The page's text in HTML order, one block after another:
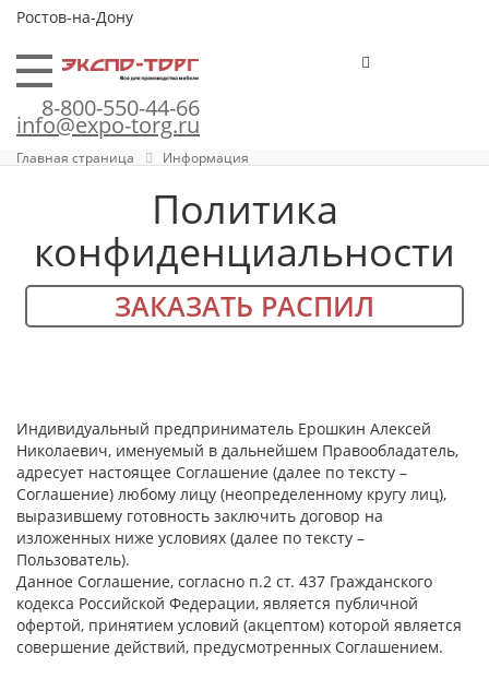
Ростов-на-Дону
8-800-550-44-66
info@expo-torg.ru
Главная страница Информация
Политика
конфиденциальности
ЗАКАЗАТЬ РАСПИЛ
Индивидуальный предприниматель Ерошкин Алексей
Николаевич, именуемый в дальнейшем Правообладатель,
адресует настоящее Соглашение (далее по тексту –
Соглашение) любому лицу (неопределенному кругу лиц),
выразившему готовность заключить договор на
изложенных ниже условиях (далее по тексту –
Пользователь).
Данное Соглашение, согласно п.2 ст. 437 Гражданского
кодекса Российской Федерации, является публичной
офертой, принятием условий (акцептом) которой является
совершение действий, предусмотренных Соглашением.